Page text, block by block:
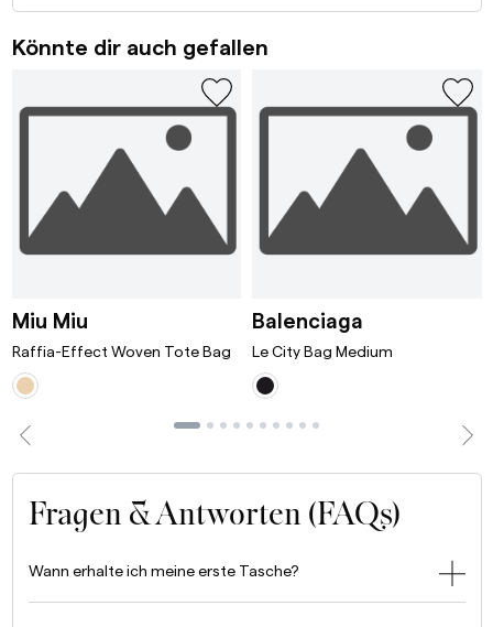
Könnte dir auch gefallen
Bordeaux
Miu MiuRaffia-Effect Woven Tote Bag White/
Raffia-Effect Woven Tote Bag
Balenciaga
Le City Bag Medium
Fragen & Antworten (FAQs)
Wann erhalte ich meine erste Tasche?